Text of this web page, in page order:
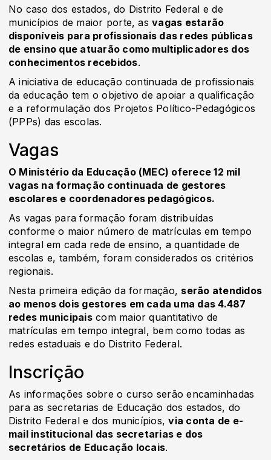
No caso dos estados, do Distrito Federal e de
municípios de maior porte, asvagas estarão
disponíveis para profissionais das redes públicas
de ensino que atuarão como multiplicadores dos
conhecimentos recebidos.
A iniciativa de educação continuada de profissionais
da educação tem o objetivo de apoiar a qualificação
e a reformulação dos Projetos Político-Pedagógicos
(PPPs) das escolas.
Vagas
O Ministério da Educação (MEC) oferece 12 mil
vagas na formação continuada de gestores
escolares e coordenadores pedagógicos.
As vagas para formação foram distribuídas
conforme o maior número de matrículas em tempo
integral em cada rede de ensino, a quantidade de
escolas e, também, foram considerados os critérios
regionais.
Nesta primeira edição da formação, serão atendidos
ao menos dois gestores em cada uma das 4.487
redes municipaiscom maior quantitativo de
matrículas em tempo integral, bem como todas as
redes estaduais e do Distrito Federal.
Inscrição
As informações sobre o curso serão encaminhadas
para as secretarias de Educação dos estados, do
Distrito Federal e dos municípios,via conta de e-
mail institucional das secretarias e dos
secretários de Educação locais.